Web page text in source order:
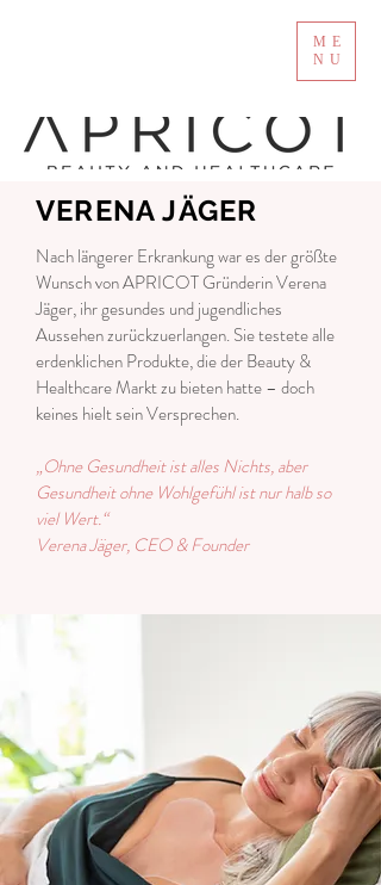
ME
NU
VERENA JÄGER
Nach längerer Erkrankung war es der größte
Wunsch von APRICOT Gründerin Verena
Jäger, ihr gesundes und jugendliches
Aussehen zurückzuerlangen. Sie testete alle
erdenklichen Produkte, die der Beauty &
Healthcare Markt zu bieten hatte – doch
keines hielt sein Versprechen.
„Ohne Gesundheit ist alles Nichts, aber
Gesundheit ohne Wohlgefühl ist nur halb so
viel Wert.“
Verena Jäger, CEO & Founder